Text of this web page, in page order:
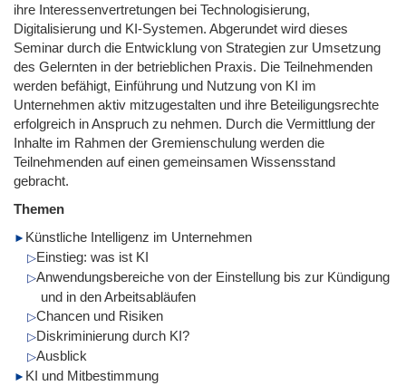
ihre Interessenvertretungen bei Technologisierung,
Digitalisierung und KI-Systemen. Abgerundet wird dieses
Seminar durch die Entwicklung von Strategien zur Umsetzung
des Gelernten in der betrieblichen Praxis. Die Teilnehmenden
werden befähigt, Einführung und Nutzung von KI im
Unternehmen aktiv mitzugestalten und ihre Beteiligungsrechte
erfolgreich in Anspruch zu nehmen. Durch die Vermittlung der
Inhalte im Rahmen der Gremienschulung werden die
Teilnehmenden auf einen gemeinsamen Wissensstand
gebracht.
Themen
Künstliche Intelligenz im Unternehmen
Einstieg: was ist KI
Anwendungsbereiche von der Einstellung bis zur Kündigung
und in den Arbeitsabläufen
Chancen und Risiken
Diskriminierung durch KI?
Ausblick
KI und Mitbestimmung